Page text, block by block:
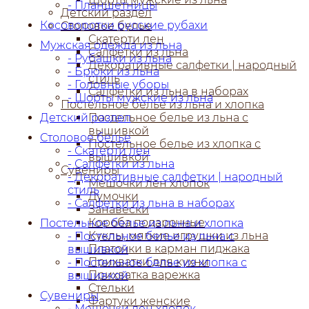
Детский раздел
Столовое белье
Скатерти лен
Салфетки из льна
Декоративные салфетки | народный
стиль
Салфетки из льна в наборах
Постельное белье из льна и хлопка
Постельное белье из льна с
вышивкой
Постельное белье из хлопка с
вышивкой
Сувениры
Мешочки лен хлопок
Думочки
Занавески
Короба подарочные
Куклы, мягкие игрушки из льна
Платочки в карман пиджака
Прихватки для кухни
Прихватка варежка
Стельки
Фартуки женские
- Планшетницы
Косоворотки русские рубахи
Мужская одежда из льна
- Рубашки из льна
- Брюки из льна
- Головные уборы
- Шорты мужские из льна
Детский раздел
Столовое белье
- Скатерти лен
- Салфетки из льна
- Декоративные салфетки | народный
стиль
- Салфетки из льна в наборах
Постельное белье из льна и хлопка
- Постельное белье из льна с
вышивкой
- Постельное белье из хлопка с
вышивкой
Сувениры